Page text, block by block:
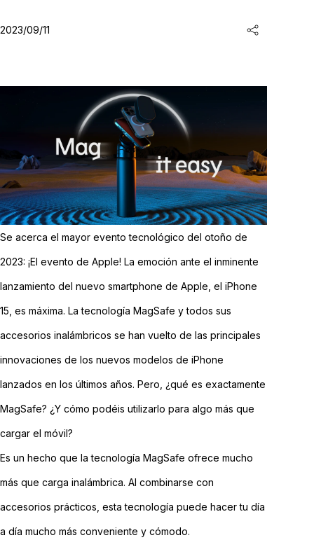
2023/09/11
Se acerca el mayor evento tecnológico del otoño de
2023: ¡El evento de Apple! La emoción ante el inminente
lanzamiento del nuevo smartphone de Apple, el iPhone
15, es máxima. La tecnología MagSafe y todos sus
accesorios inalámbricos se han vuelto de las principales
innovaciones de los nuevos modelos de iPhone
lanzados en los últimos años. Pero, ¿qué es exactamente
MagSafe? ¿Y cómo podéis utilizarlo para algo más que
cargar el móvil?
Es un hecho que la tecnología MagSafe ofrece mucho
más que carga inalámbrica. Al combinarse con
accesorios prácticos, esta tecnología puede hacer tu día
a día mucho más conveniente y cómodo.